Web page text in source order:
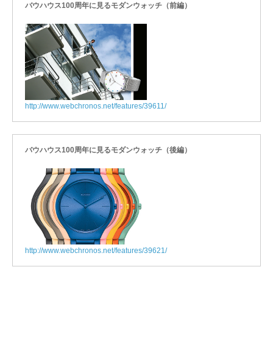
バウハウス100周年に見るモダンウォッチ（前編）
http://www.webchronos.net/features/39611/
バウハウス100周年に見るモダンウォッチ（後編）
http://www.webchronos.net/features/39621/